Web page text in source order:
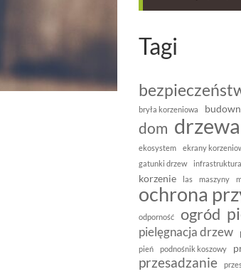
Tagi
bryła korzeniowa
dom drzewa
ekosystem
ekrany
gatunki drzew
infrastruktura
korzenie las maszyny
ochrona
odporność ogród
pielęgnacja drzew
pień podnośnik koszowy
przesadzanie